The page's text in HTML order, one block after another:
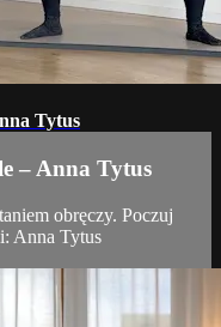
Tytus
– Anna Tytus
obręczy. Poczuj
Anna Tytus